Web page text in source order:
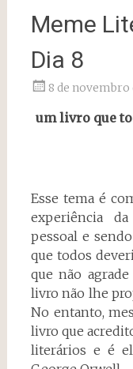
Meme
Dia 8
8 de novembro
um livro que
Esse tema é
experiência
pessoal e
que todos
que não
livro não lhe
No entanto,
livro que
literários e é